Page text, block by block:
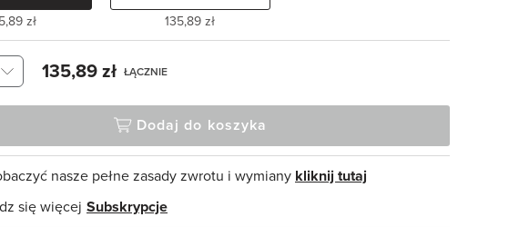
zł 135,89 zł
135,89 zł ŁĄCZNIE
Dodaj do koszyka
nasze pełne zasady zwrotu i wymiany kliknij tutaj
się więcej Subskrypcje